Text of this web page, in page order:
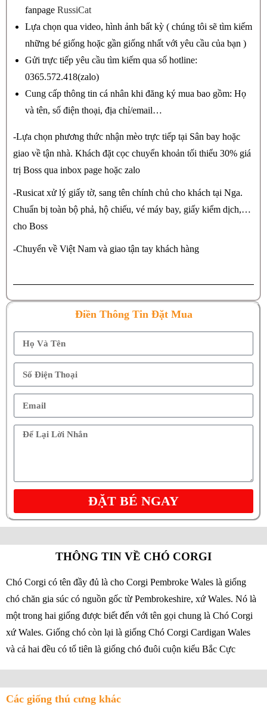
fanpage RussiCat
Lựa chọn qua video, hình ảnh bất kỳ ( chúng tôi sẽ tìm kiếm
những bé giống hoặc gần giống nhất với yêu cầu của bạn )
Gửi trực tiếp yêu cầu tìm kiếm qua số hotline:
0365.572.418(zalo)
Cung cấp thông tin cá nhân khi đăng ký mua bao gồm: Họ
và tên, số điện thoại, địa chỉ/email…
-Lựa chọn phương thức nhận mèo trực tiếp tại Sân bay hoặc
giao về tận nhà. Khách đặt cọc chuyển khoản tối thiểu 30% giá
trị Boss qua inbox page hoặc zalo
-Rusicat xử lý giấy tờ, sang tên chính chủ cho khách tại Nga.
Chuẩn bị toàn bộ phả, hộ chiếu, vé máy bay, giấy kiểm dịch,…
cho Boss
-Chuyển về Việt Nam và giao tận tay khách hàng
Điền Thông Tin Đặt Mua
ĐẶT BÉ NGAY
THÔNG TIN VỀ CHÓ CORGI
Chó Corgi có tên đầy đủ là cho Corgi Pembroke Wales là giống
chó chăn gia súc có nguồn gốc từ Pembrokeshire, xứ Wales. Nó là
một trong hai giống được biết đến với tên gọi chung là Chó Corgi
xứ Wales. Giống chó còn lại là giống Chó Corgi Cardigan Wales
và cả hai đều có tổ tiên là giống chó đuôi cuộn kiểu Bắc Cực
Các giống thú cưng khác